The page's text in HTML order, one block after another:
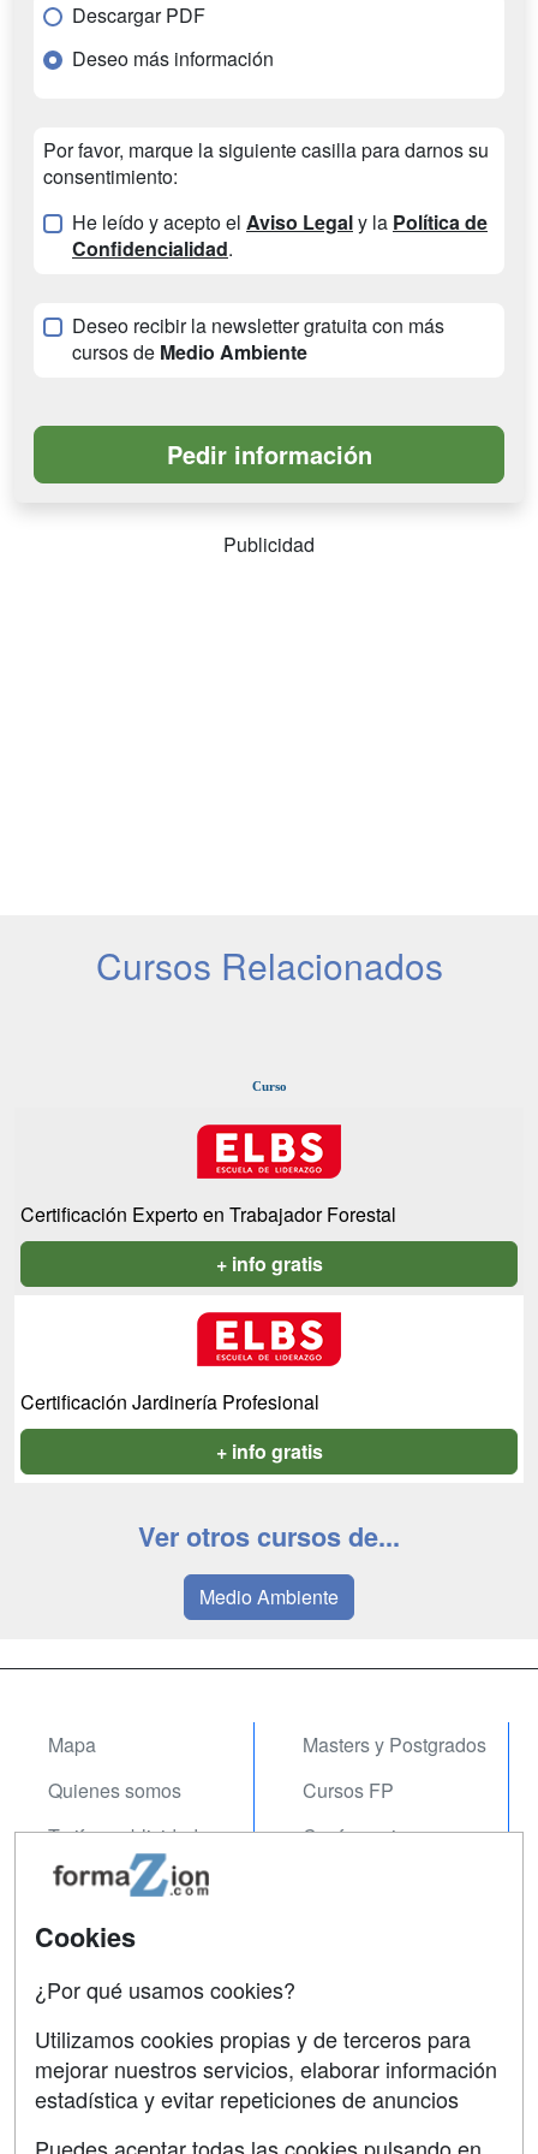
Descargar PDF
Deseo más información
Por favor, marque la siguiente casilla para darnos su
consentimiento:
He leído y acepto el Aviso Legaly la Política de
Confidencialidad.
Deseo recibir la newsletter gratuita con más
cursos de Medio Ambiente
Publicidad
Cursos Relacionados
Curso
Certificación Experto en Trabajador Forestal
+ info gratis
Certificación Jardinería Profesional
+ info gratis
Ver otros cursos de...
Medio Ambiente
Mapa
Quienes somos
Tarifas publicidad
Acceso Usuarios
Acceso Centros
Masters y Postgrados
Cursos FP
Conferencias
Contactar
Confidencialidad
Aviso legal
Cookies
¿Por qué usamos cookies?
Utilizamos cookies propias y de terceros para
mejorar nuestros servicios, elaborar información
estadística y evitar repeticiones de anuncios